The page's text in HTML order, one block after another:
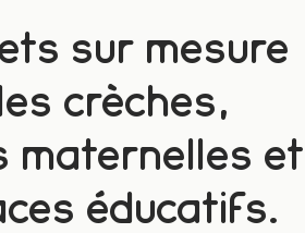
sur mesure
crèches,
maternelles et
éducatifs.